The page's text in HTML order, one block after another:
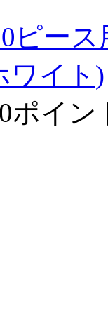
ピー
ワイト)
ポイ